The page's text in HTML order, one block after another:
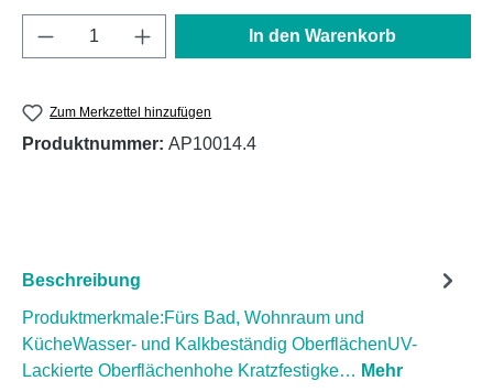
Produkt Anzahl: Gib den gewünschten
In den Warenkorb
Zum Merkzettel hinzufügen
Produktnummer: AP10014.4
Beschreibung
Produktmerkmale:Fürs Bad, Wohnraum und
KücheWasser- und Kalkbeständig OberflächenUV-
Lackierte Oberflächenhohe Kratzfestigke… Mehr